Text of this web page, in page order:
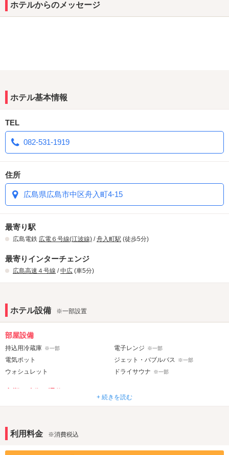
ホテルからのメッセージ
ホテル基本情報
TEL
082-531-1919
住所
広島県広島市中区舟入町4-15
最寄り駅
広島電鉄 広電６号線(江波線) /舟入町駅 (徒歩5分)
最寄りインターチェンジ
広島高速４号線 /中広 (車5分)
ホテル設備 ※一部設置
部屋設備
持込用冷蔵庫 ※一部 電子レンジ ※一部
電気ポット ジェット・バブルバス ※一部
ウォシュレット ドライサウナ ※一部
VOD
Wi-Fi
アメニティ
セレクトシャンプー 電気マッサージ器
+ 続きを読む
利用料金 ※消費税込